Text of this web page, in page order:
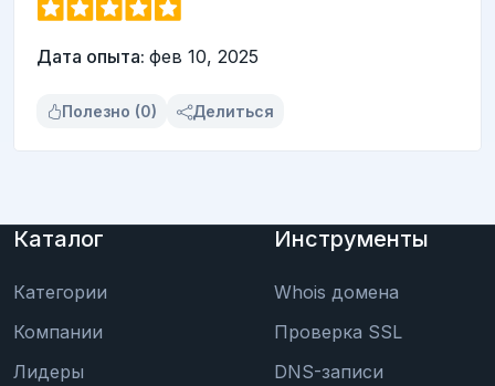
Дата опыта: фев 10, 2025
Полезно (0) Делиться
Каталог
Категории
Компании
Лидеры
Инструменты
Whois домена
Проверка SSL
DNS-записи